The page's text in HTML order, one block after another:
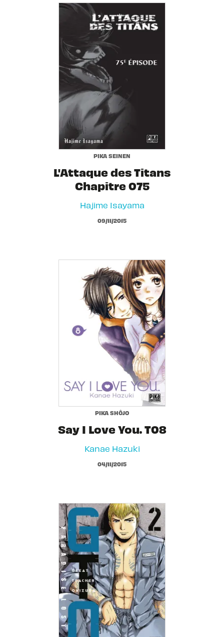
PIKA SEINEN
L'Attaque des Titans
Chapitre 075
Hajime Isayama
09/11/2015
PIKA SHÔJO
Say I Love You. T08
Kanae Hazuki
04/11/2015